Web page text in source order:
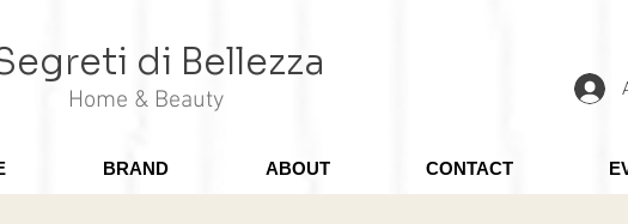
di Bellezza
Home & Beauty
BRAND ABOUT CONTACT